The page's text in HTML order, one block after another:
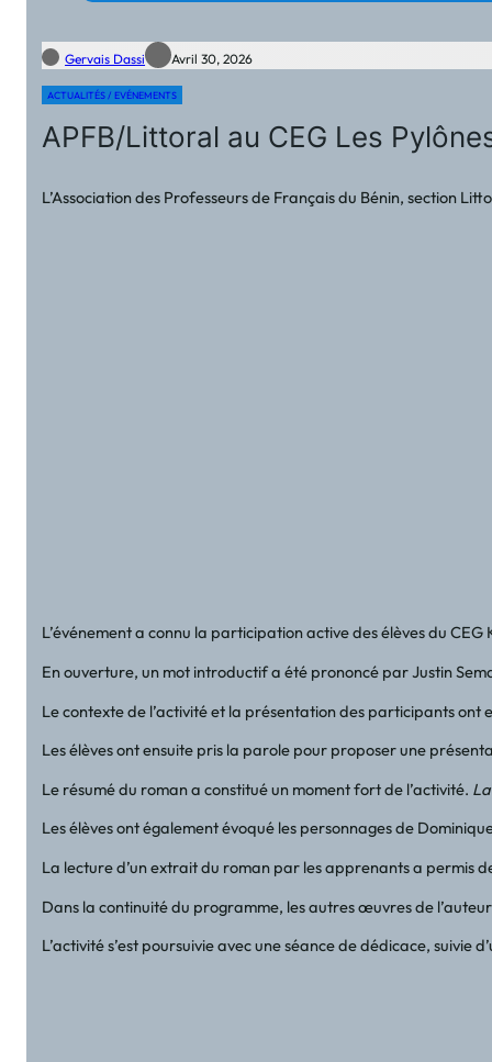
Gervais Dassi Avril 30, 2026
ACTUALITÉS / EVÉNEMENTS
APFB/Littoral au CEG Les
L’Association des Professeurs de Français du Bénin, section
L’événement a connu la participation active des élèves du
En ouverture, un mot introductif a été prononcé par Justin
Le contexte de l’activité et la présentation des participants ont
Les élèves ont ensuite pris la parole pour proposer une
Le résumé du roman a constitué un moment fort de l’activité.
Les élèves ont également évoqué les personnages de
La lecture d’un extrait du roman par les apprenants a permis
Dans la continuité du programme, les autres œuvres de
L’activité s’est poursuivie avec une séance de dédicace,